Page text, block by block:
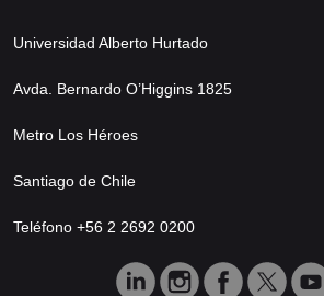
Universidad Alberto Hurtado
Avda. Bernardo O’Higgins 1825
Metro Los Héroes
Santiago de Chile
Teléfono +56 2 2692 0200